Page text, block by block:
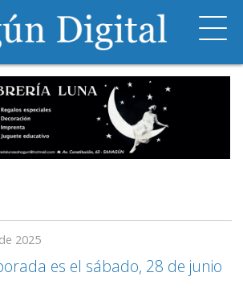
2025
es el sábado, 28 de junio